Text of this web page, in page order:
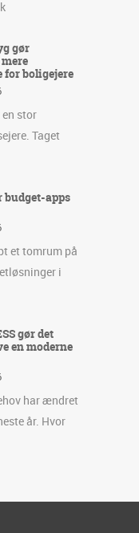
gør
for boligejere
stor
Taget
budget-apps
et tomrum på
i
gør det
en moderne
har ændret
år. Hvor